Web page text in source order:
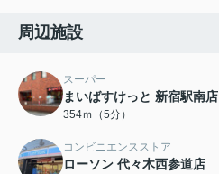
周辺施設
スーパー
まいばすけっと 新宿駅南店
354ｍ（5分）
コンビニエンスストア
ローソン 代々木西参道店